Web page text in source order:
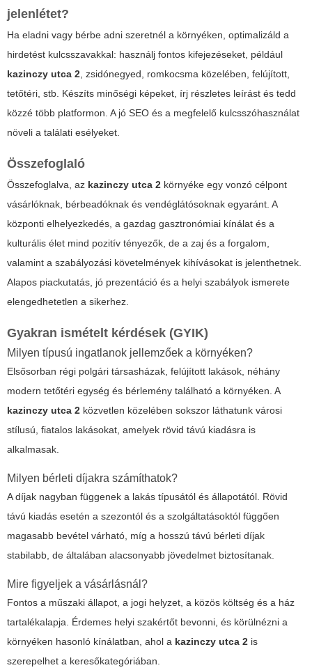
jelenlétet?
Ha eladni vagy bérbe adni szeretnél a környéken, optimalizáld a
hirdetést kulcsszavakkal: használj fontos kifejezéseket, például
kazinczy utca 2, zsidónegyed, romkocsma közelében, felújított,
tetőtéri, stb. Készíts minőségi képeket, írj részletes leírást és tedd
közzé több platformon. A jó SEO és a megfelelő kulcsszóhasználat
növeli a találati esélyeket.
Összefoglaló
Összefoglalva, az kazinczy utca 2 környéke egy vonzó célpont
vásárlóknak, bérbeadóknak és vendéglátósoknak egyaránt. A
központi elhelyezkedés, a gazdag gasztronómiai kínálat és a
kulturális élet mind pozitív tényezők, de a zaj és a forgalom,
valamint a szabályozási követelmények kihívásokat is jelenthetnek.
Alapos piackutatás, jó prezentáció és a helyi szabályok ismerete
elengedhetetlen a sikerhez.
Gyakran ismételt kérdések (GYIK)
Milyen típusú ingatlanok jellemzőek a környéken?
Elsősorban régi polgári társasházak, felújított lakások, néhány
modern tetőtéri egység és bérlemény található a környéken. A
kazinczy utca 2 közvetlen közelében sokszor láthatunk városi
stílusú, fiatalos lakásokat, amelyek rövid távú kiadásra is
alkalmasak.
Milyen bérleti díjakra számíthatok?
A díjak nagyban függenek a lakás típusától és állapotától. Rövid
távú kiadás esetén a szezontól és a szolgáltatásoktól függően
magasabb bevétel várható, míg a hosszú távú bérleti díjak
stabilabb, de általában alacsonyabb jövedelmet biztosítanak.
Mire figyeljek a vásárlásnál?
Fontos a műszaki állapot, a jogi helyzet, a közös költség és a ház
tartalékalapja. Érdemes helyi szakértőt bevonni, és körülnézni a
környéken hasonló kínálatban, ahol a kazinczy utca 2 is
szerepelhet a keresőkategóriában.